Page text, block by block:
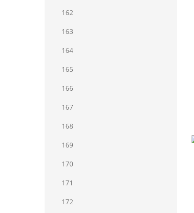
162
163
164
165
166
167
168
169
170
171
172